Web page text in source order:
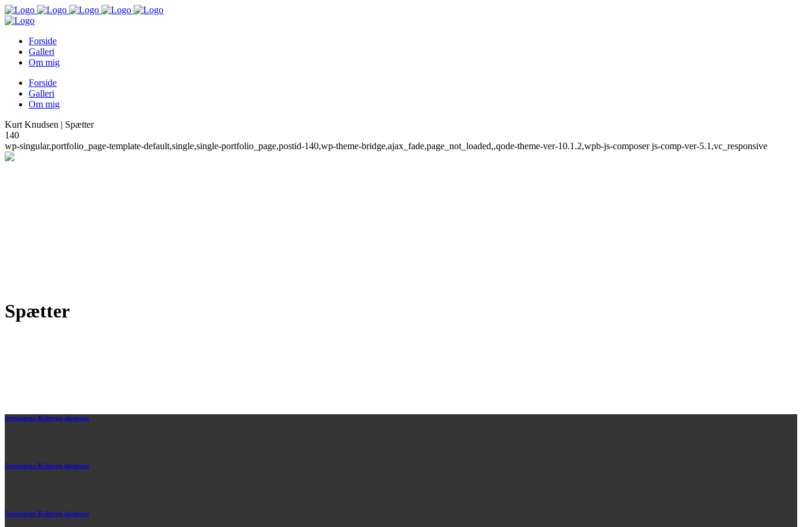
Forside
Galleri
Om mig
Forside
Galleri
Om mig
Kurt Knudsen | Spætter
140
wp-singular,portfolio_page-template-default,single,single-portfolio_page,postid-140,wp-theme-bridge,ajax_fade,page_not_loaded,,qode-theme-ver-10.1.2,wpb-js-composer js-comp-ver-5.1,vc_responsive
Spætter
Sortspætte Kelstrup plantage
Sortspætte Kelstrup plantage
Sortspætte Kelstrup plantage